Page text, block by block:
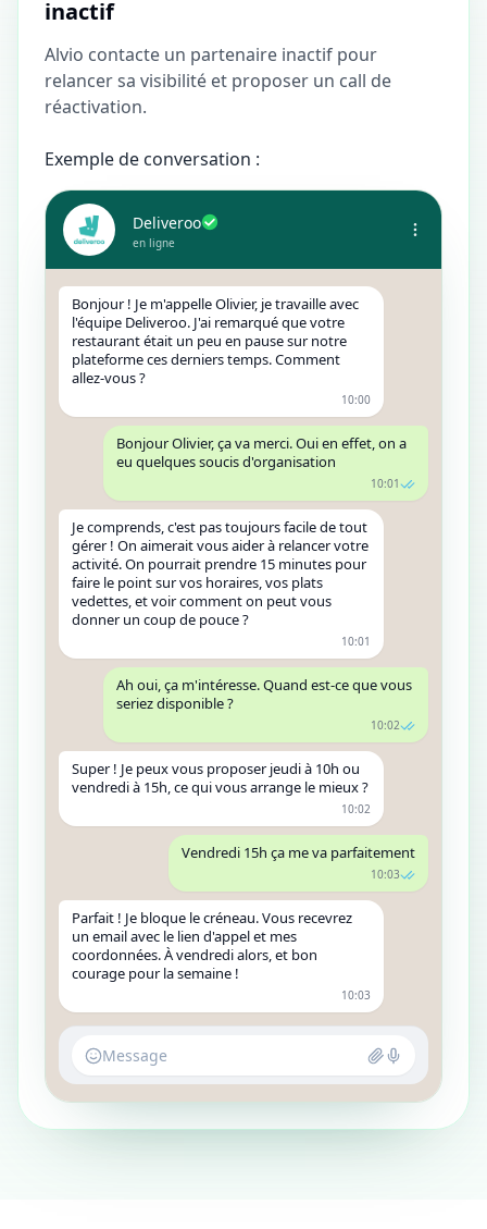
inactif
Alvio contacte un partenaire inactif pour
relancer sa visibilité et proposer un call de
réactivation.
Exemple de conversation :
Deliveroo
en ligne
Bonjour ! Je m'appelle Olivier, je travaille avec
l'équipe Deliveroo. J'ai remarqué que votre
restaurant était un peu en pause sur notre
plateforme ces derniers temps. Comment
allez-vous ?
10:00
Bonjour Olivier, ça va merci. Oui en effet, on a
eu quelques soucis d'organisation
10:01
Je comprends, c'est pas toujours facile de tout
gérer ! On aimerait vous aider à relancer votre
activité. On pourrait prendre 15 minutes pour
faire le point sur vos horaires, vos plats
vedettes, et voir comment on peut vous
donner un coup de pouce ?
10:01
Ah oui, ça m'intéresse. Quand est-ce que vous
seriez disponible ?
10:02
Super ! Je peux vous proposer jeudi à 10h ou
vendredi à 15h, ce qui vous arrange le mieux ?
10:02
Vendredi 15h ça me va parfaitement
10:03
Parfait ! Je bloque le créneau. Vous recevrez
un email avec le lien d'appel et mes
coordonnées. À vendredi alors, et bon
courage pour la semaine !
10:03
Message